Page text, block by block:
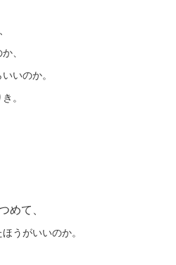
、
いのか。
。
めて、
うがいいのか。